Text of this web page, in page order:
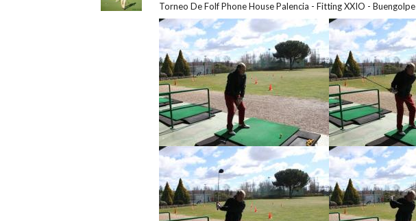
Torneo De Folf Phone House Palencia - Fitting XXIO - Buengolpe